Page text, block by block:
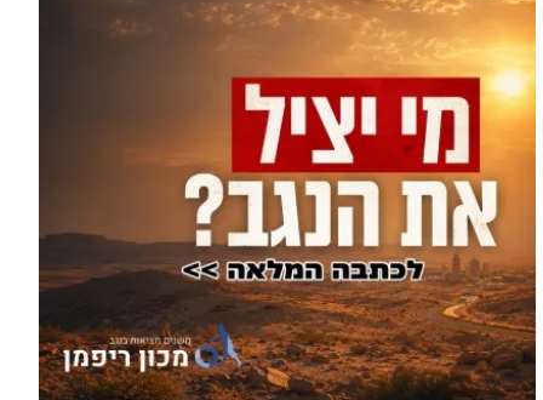
עוד בחדשות >
1,600 מתושבי עומר השתתפו
בגיבוש תוכנית האב לחינוך: זה
מה שהם ביקשו לשנות